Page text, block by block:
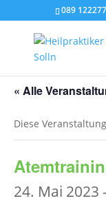
089
« Alle
Diese
24. Mai 2023